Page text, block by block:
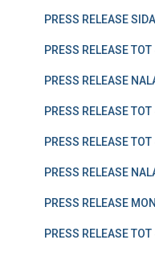
PRESS RELEASE
PRESS RELEASE
PRESS RELEASE
PRESS RELEASE
PRESS RELEASE
PRESS RELEASE
PRESS RELEASE
PRESS RELEASE